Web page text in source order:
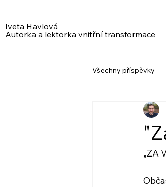
Iveta Havlová
Autorka a lektorka vnitřní transformace
Všechny příspěvky
„ZA